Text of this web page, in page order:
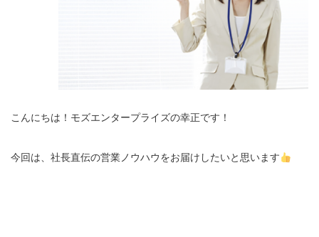
こんにちは！モズエンタープライズの幸正です！
今回は、社長直伝の営業ノウハウをお届けしたいと思います